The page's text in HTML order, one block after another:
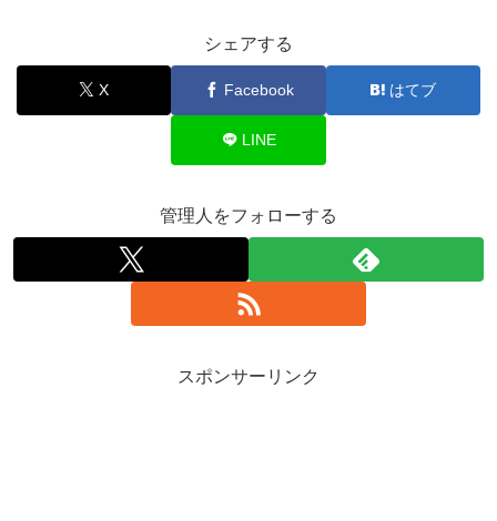
シェアする
X Facebook はてブ
LINE
管理人をフォローする
スポンサーリンク